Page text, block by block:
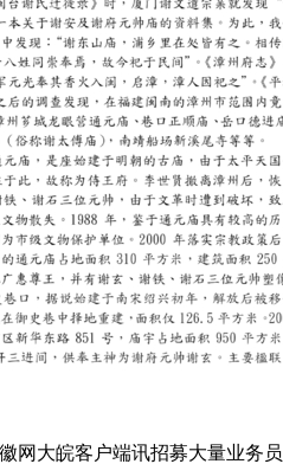
网大皖客户端讯招募大量业务